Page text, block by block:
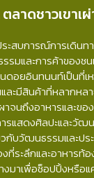
ตลาดชาวเขาเ
สบการณ์การเดินทา
มและการค้าของช
ดอยอินทนนท์เป็นที่
ละมีสินค้าที่หลากหล
าจนถึงอาหารและข
รแสดงศิลปะและวัฒ
กับวัฒนธรรมและปร
ที่ระลึกและอาหารท้อ
งมาเพื่อช็อปปิ้งหรือ